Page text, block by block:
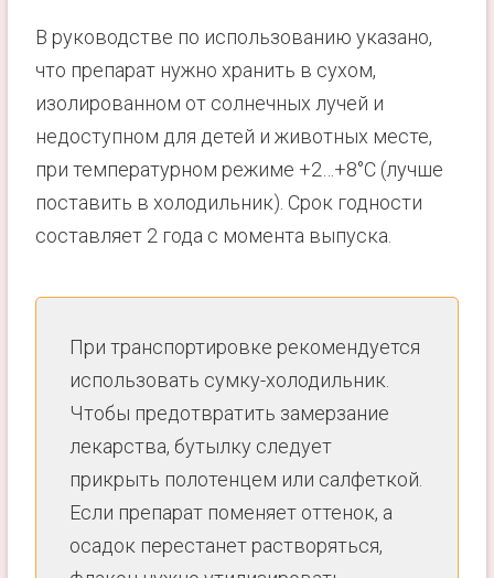
В руководстве по использованию указано,
что препарат нужно хранить в сухом,
изолированном от солнечных лучей и
недоступном для детей и животных месте,
при температурном режиме +2…+8°C (лучше
поставить в холодильник). Срок годности
составляет 2 года с момента выпуска.
При транспортировке рекомендуется
использовать сумку-холодильник.
Чтобы предотвратить замерзание
лекарства, бутылку следует
прикрыть полотенцем или салфеткой.
Если препарат поменяет оттенок, а
осадок перестанет растворяться,